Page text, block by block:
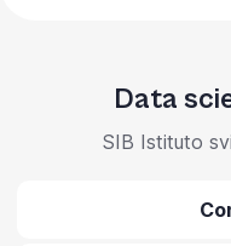
Data
SIB Istituto